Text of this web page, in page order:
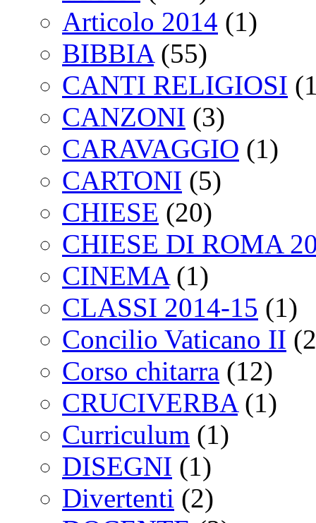
Articolo 2014 (1)
BIBBIA(55)
CANTI RELIGIOSI
CANZONI (3)
CARAVAGGIO (1)
CARTONI (5)
CHIESE (20)
CHIESE DI ROMA
CINEMA(1)
CLASSI 2014-15 (1)
Concilio Vaticano II
Corso chitarra (12)
CRUCIVERBA(1)
Curriculum (1)
DISEGNI (1)
Divertenti (2)